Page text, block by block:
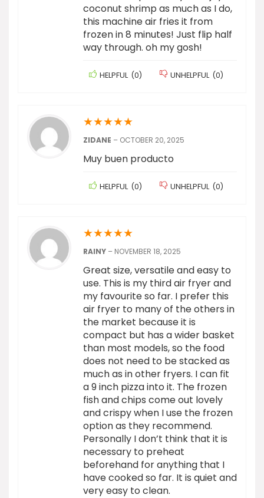
coconut shrimp as much as I do,
this machine air fries it from
frozen in 8 minutes! Just flip half
way through. oh my gosh!
HELPFUL (0) UNHELPFUL (0)
★★★★★
ZIDANE – OCTOBER 20, 2025
Muy buen producto
HELPFUL (0) UNHELPFUL (0)
★★★★★
RAINY – NOVEMBER 18, 2025
Great size, versatile and easy to
use. This is my third air fryer and
my favourite so far. I prefer this
air fryer to many of the others in
the market because it is
compact but has a wider basket
than most models, so the food
does not need to be stacked as
much as in other fryers. I can fit
a 9 inch pizza into it. The frozen
fish and chips come out lovely
and crispy when I use the frozen
option as they recommend.
Personally I don’t think that it is
necessary to preheat
beforehand for anything that I
have cooked so far. It is quiet and
very easy to clean.